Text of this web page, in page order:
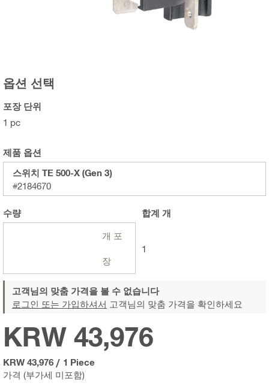
옵션 선택
포장 단위
1 pc
제품 옵션
스위치 TE 500-X (Gen 3)
#2184670
수량
개 포
장
합계 개
1
고객님의 맞춤 가격을 볼 수 없습니다
로그인 또는 가입하셔서 고객님의 맞춤 가격을 확인하세요
가격 (부가세 미포함)
KRW 43,976
KRW 43,976 / 1 Piece